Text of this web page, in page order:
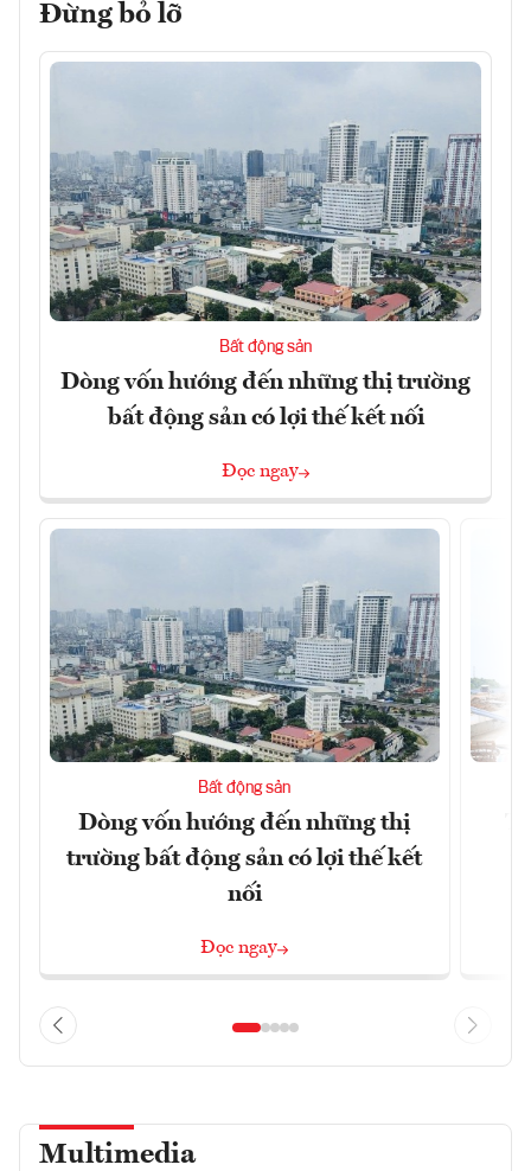
Đừng bỏ lỡ
Bất động sản
Dòng vốn hướng đến những thị trường
bất động sản có lợi thế kết nối
Đọc ngay
Bất động sản
Dòng vốn hướng đến những thị
trường bất động sản có lợi thế kết
nối
Đọc ngay
Multimedia